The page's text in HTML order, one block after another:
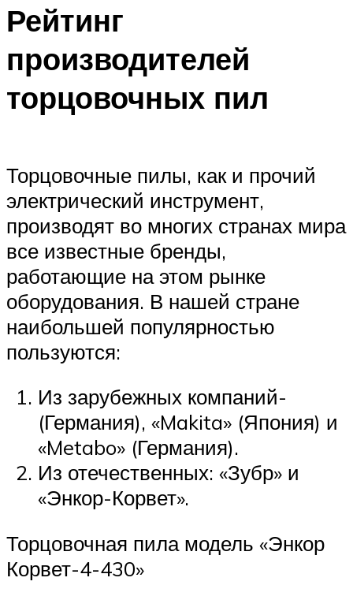
Рейтинг
производителей
торцовочных пил
Торцовочные пилы, как и прочий
электрический инструмент,
производят во многих странах мира
все известные бренды,
работающие на этом рынке
оборудования. В нашей стране
наибольшей популярностью
пользуются:
Из зарубежных компаний-
(Германия), «Makita» (Япония) и
«Metabo» (Германия).
Из отечественных: «Зубр» и
«Энкор-Корвет».
Торцовочная пила модель «Энкор
Корвет-4-430»